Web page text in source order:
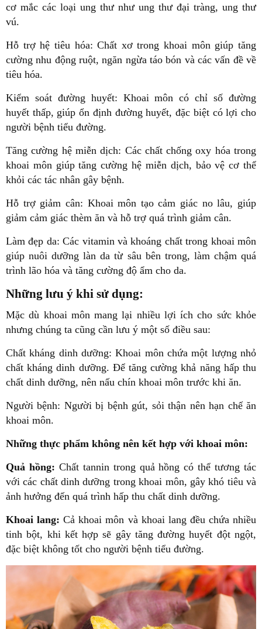
cơ mắc các loại ung thư như ung thư đại tràng, ung thư
vú.
Hỗ trợ hệ tiêu hóa: Chất xơ trong khoai môn giúp tăng
cường nhu động ruột, ngăn ngừa táo bón và các vấn đề về
tiêu hóa.
Kiểm soát đường huyết: Khoai môn có chỉ số đường
huyết thấp, giúp ổn định đường huyết, đặc biệt có lợi cho
người bệnh tiểu đường.
Tăng cường hệ miễn dịch: Các chất chống oxy hóa trong
khoai môn giúp tăng cường hệ miễn dịch, bảo vệ cơ thể
khỏi các tác nhân gây bệnh.
Hỗ trợ giảm cân: Khoai môn tạo cảm giác no lâu, giúp
giảm cảm giác thèm ăn và hỗ trợ quá trình giảm cân.
Làm đẹp da: Các vitamin và khoáng chất trong khoai môn
giúp nuôi dưỡng làn da từ sâu bên trong, làm chậm quá
trình lão hóa và tăng cường độ ẩm cho da.
Những lưu ý khi sử dụng:
Mặc dù khoai môn mang lại nhiều lợi ích cho sức khỏe
nhưng chúng ta cũng cần lưu ý một số điều sau:
Chất kháng dinh dưỡng: Khoai môn chứa một lượng nhỏ
chất kháng dinh dưỡng. Để tăng cường khả năng hấp thu
chất dinh dưỡng, nên nấu chín khoai môn trước khi ăn.
Người bệnh: Người bị bệnh gút, sỏi thận nên hạn chế ăn
khoai môn.
Những thực phẩm không nên kết hợp với khoai môn:
Quả hồng: Chất tannin trong quả hồng có thể tương tác
với các chất dinh dưỡng trong khoai môn, gây khó tiêu và
ảnh hưởng đến quá trình hấp thu chất dinh dưỡng.
Khoai lang: Cả khoai môn và khoai lang đều chứa nhiều
tinh bột, khi kết hợp sẽ gây tăng đường huyết đột ngột,
đặc biệt không tốt cho người bệnh tiểu đường.